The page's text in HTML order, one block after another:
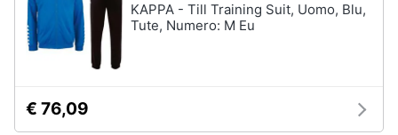
KAPPA - Till Training Suit, Uomo, Blu,
Tute, Numero: M Eu
€ 76,09